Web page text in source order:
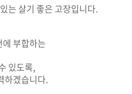
는 살기 좋은 고장입니다.
에 부합하는
있도록,
하겠습니다.